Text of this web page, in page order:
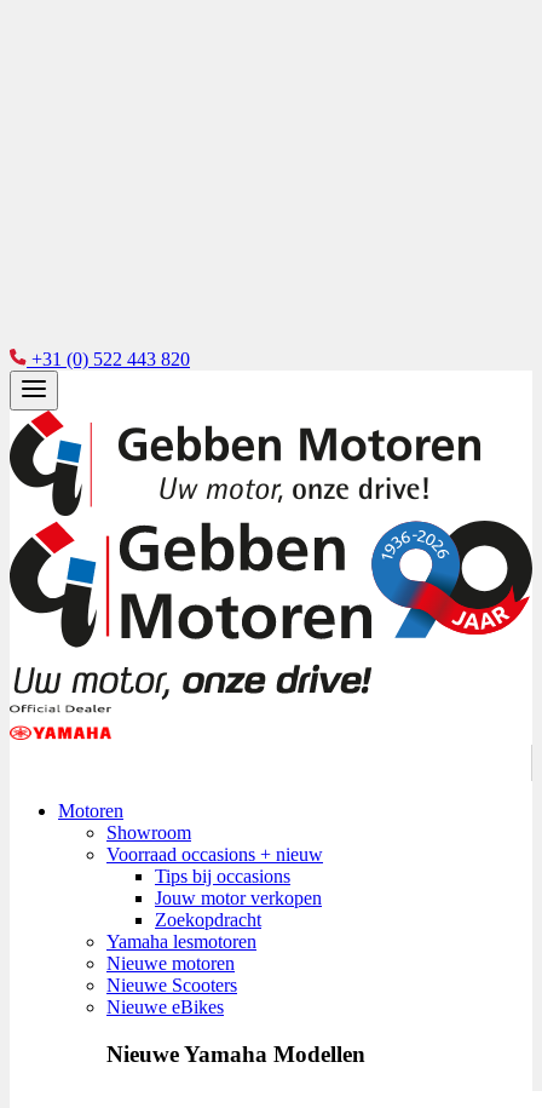
+31 (0) 522 443 820
Motoren
Showroom
Voorraad occasions + nieuw
Tips bij occasions
Jouw motor verkopen
Zoekopdracht
Yamaha lesmotoren
Nieuwe motoren
Nieuwe Scooters
Nieuwe eBikes
Nieuwe Yamaha Modellen